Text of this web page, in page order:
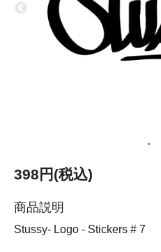
398円(税込)
商品説明
Stussy- Logo - Stickers # 7